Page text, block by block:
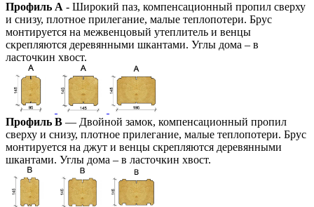
Профиль А - Широкий паз, компенсационный пропил сверху
и снизу, плотное прилегание, малые теплопотери. Брус
монтируется на межвенцовый утеплитель и венцы
скрепляются деревянными шкантами. Углы дома – в
ласточкин хвост.
Профиль В — Двойной замок, компенсационный пропил
сверху и снизу, плотное прилегание, малые теплопотери. Брус
монтируется на джут и венцы скрепляются деревянными
шкантами. Углы дома – в ласточкин хвост.